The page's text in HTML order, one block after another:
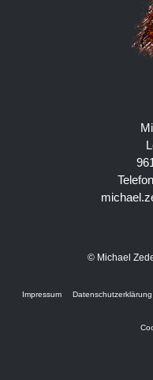
© Michael
Impressum Datenschutzerklärung